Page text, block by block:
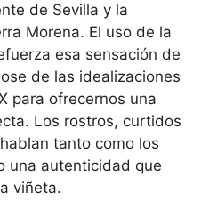
de Sevilla y la
Morena. El uso de la
esa sensación de
de las idealizaciones
para ofrecernos una
Los rostros, curtidos
tanto como los
una autenticidad que
viñeta.